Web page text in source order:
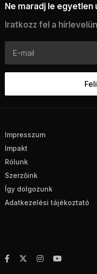
Ne maradj le egyetlen
Iratkozz fel a
Impresszum
Impakt
Rólunk
Szerzőink
Így dolgozunk
Adatkezelési tájékoztató